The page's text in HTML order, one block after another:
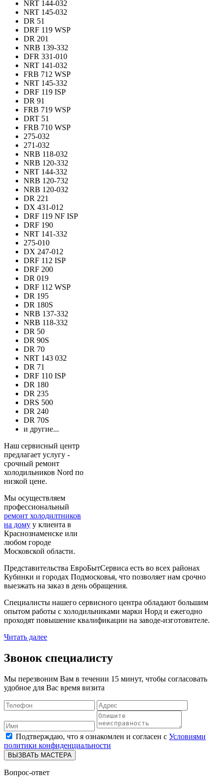
NRT 144-032
NRT 145-032
DR 51
DRF 119 WSP
DR 201
NRB 139-332
DFR 331-010
NRT 141-032
FRB 712 WSP
NRT 145-332
DRF 119 ISP
DR 91
FRB 719 WSP
DRT 51
FRB 710 WSP
275-032
271-032
NRB 118-032
NRB 120-332
NRT 144-332
NRB 120-732
NRB 120-032
DR 221
DX 431-012
DRF 119 NF ISP
DRF 190
NRT 141-332
275-010
DX 247-012
DRF 112 ISP
DRF 200
DR 019
DRF 112 WSP
DR 195
DR 180S
NRB 137-332
NRB 118-332
DR 50
DR 90S
DR 70
NRT 143 032
DR 71
DRF 110 ISP
DR 180
DR 235
DRS 500
DR 240
DR 70S
и другие...
Наш сервисный центр
предлагает услугу -
срочный ремонт
холодильников Nord по
низкой цене.
Мы осуществляем
профессиональный
ремонт холодилтников
на дому у клиента в
Краснознаменске или
любом городе
Московской области.
Представительства ЕвроБытСервиса есть во всех районах
Кубинки и городах Подмосковья, что позволяет нам срочно
выезжать на заказ в день обращения.
Специалисты нашего сервисного центра обладают большим
опытом работы с холодильниками марки Норд и ежегодно
проходят повышение квалификации на заводе-изготовителе.
Читать далее
Звонок специалисту
Мы перезвоним Вам в течении 15 минут, чтобы согласовать
удобное для Вас время визита
Подтверждаю, что я ознакомлен и согласен с Условиями
политики конфиденциальности
ВЫЗВАТЬ МАСТЕРА
Вопрос-ответ